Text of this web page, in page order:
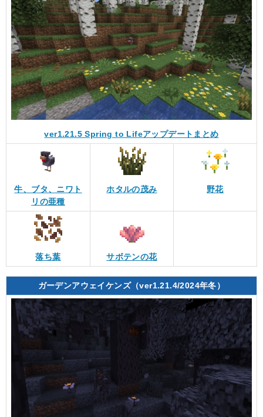
ver1.21.5 Spring to Lifeアップデートまとめ
牛、ブタ、ニワト
リの亜種
ホタルの茂み 野花
落ち葉 サボテンの花
ガーデンアウェイケンズ（ver1.21.4/2024年冬）